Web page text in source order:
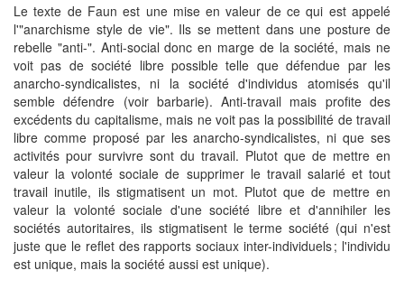
Le texte de Faun est une mise en valeur de ce qui est appelé
l'"anarchisme style de vie". Ils se mettent dans une posture de
rebelle "anti-". Anti-social donc en marge de la société, mais ne
voit pas de société libre possible telle que défendue par les
anarcho-syndicalistes, ni la société d'individus atomisés qu'il
semble défendre (voir barbarie). Anti-travail mais profite des
excédents du capitalisme, mais ne voit pas la possibilité de travail
libre comme proposé par les anarcho-syndicalistes, ni que ses
activités pour survivre sont du travail. Plutot que de mettre en
valeur la volonté sociale de supprimer le travail salarié et tout
travail inutile, ils stigmatisent un mot. Plutot que de mettre en
valeur la volonté sociale d'une société libre et d'annihiler les
sociétés autoritaires, ils stigmatisent le terme société (qui n'est
juste que le reflet des rapports sociaux inter-individuels ; l'individu
est unique, mais la société aussi est unique).